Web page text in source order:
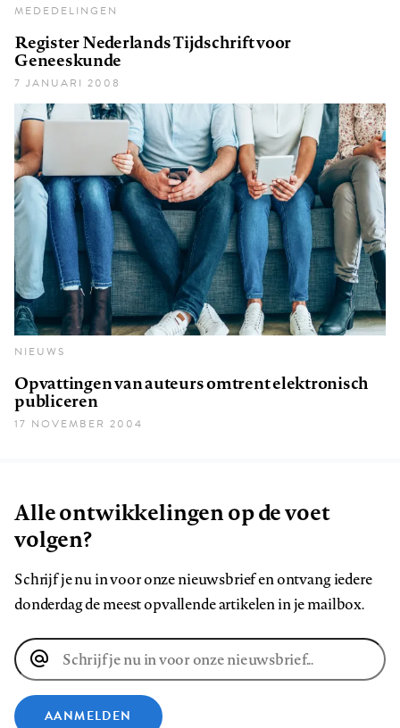
MEDEDELINGEN
Register Nederlands Tijdschrift voor
Geneeskunde
7 JANUARI 2008
NIEUWS
Opvattingen van auteurs omtrent elektronisch
publiceren
17 NOVEMBER 2004
Alle ontwikkelingen op de voet
volgen?
Schrijf je nu in voor onze nieuwsbrief en ontvang iedere
donderdag de meest opvallende artikelen in je mailbox.
E-
mailadres
AANMELDEN